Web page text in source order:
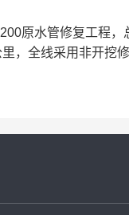
原水管修复工程
，全线采用非开挖